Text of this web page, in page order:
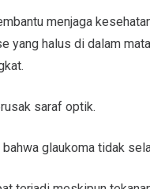
menjaga
yang halus di dalam
saraf optik.
glaukoma tidak